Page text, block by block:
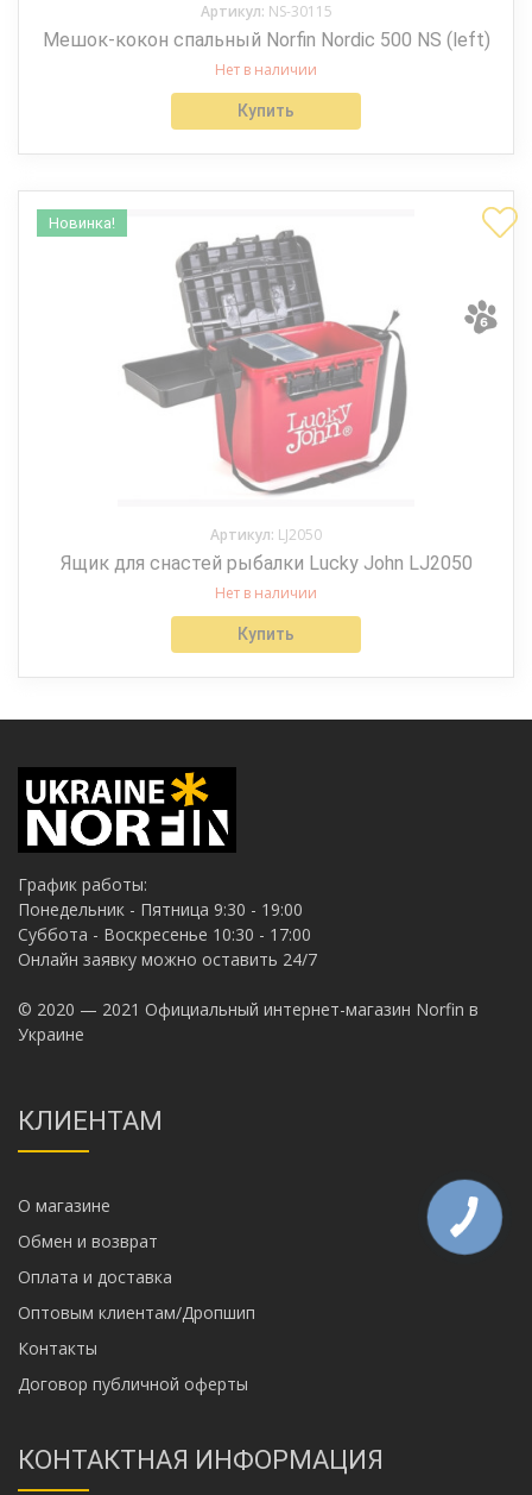
Артикул: NS-30115
Мешок-кокон спальный Norfin Nordic 500 NS (left)
Нет в наличии
Купить
Новинка!
Артикул: LJ2050
Ящик для снастей рыбалки Lucky John LJ2050
Нет в наличии
Купить
График работы:
Понедельник - Пятница 9:30 - 19:00
Суббота - Воскресенье 10:30 - 17:00
Онлайн заявку можно оставить 24/7
© 2020 — 2021 Официальный интернет-магазин Norfin в
Украине
КЛИЕНТАМ
О магазине
Обмен и возврат
Оплата и доставка
Оптовым клиентам/Дропшип
Контакты
Договор публичной оферты
КОНТАКТНАЯ ИНФОРМАЦИЯ